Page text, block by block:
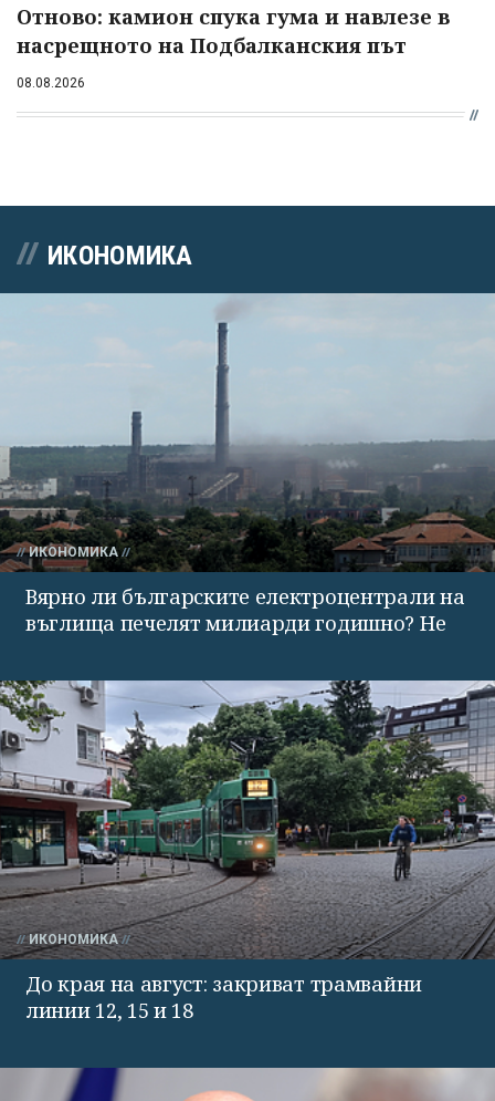
Отново: камион спука гума и навлезе в
насрещното на Подбалканския път
08.08.2026
ИКОНОМИКА
ИКОНОМИКА
Вярно ли българските електроцентрали на
въглища печелят милиарди годишно? Не
ИКОНОМИКА
До края на август: закриват трамвайни
линии 12, 15 и 18